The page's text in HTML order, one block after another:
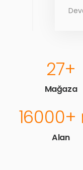
37+
Mağaza
22000+
Alan